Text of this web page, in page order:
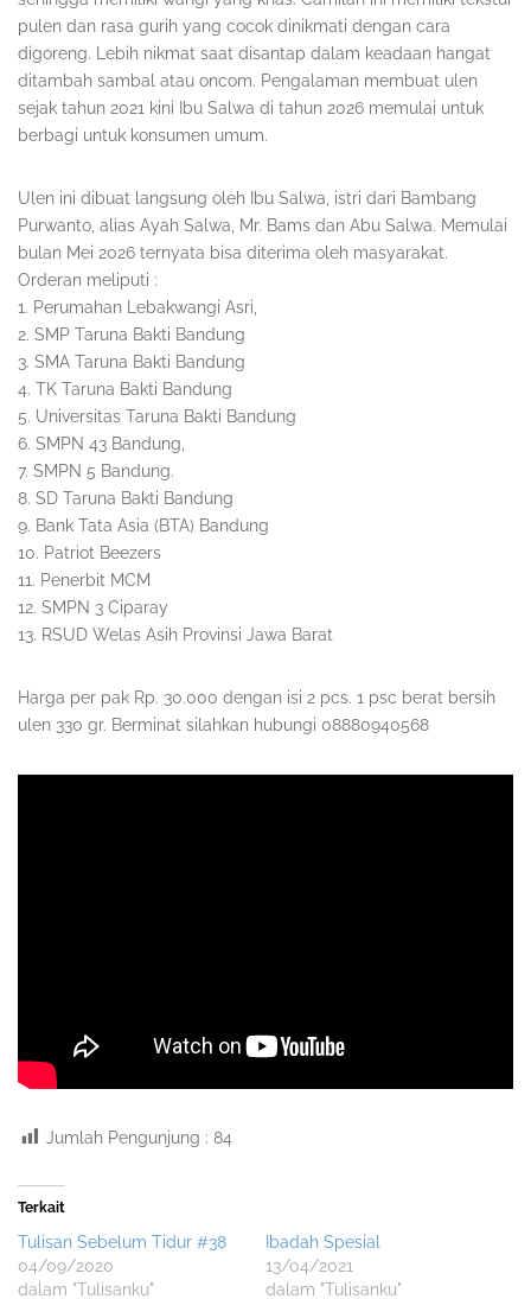
pulen dan rasa gurih yang cocok dinikmati dengan cara
digoreng. Lebih nikmat saat disantap dalam keadaan hangat
ditambah sambal atau oncom. Pengalaman membuat ulen
sejak tahun 2021 kini Ibu Salwa di tahun 2026 memulai untuk
berbagi untuk konsumen umum.
Ulen ini dibuat langsung oleh Ibu Salwa, istri dari Bambang
Purwanto, alias Ayah Salwa, Mr. Bams dan Abu Salwa. Memulai
bulan Mei 2026 ternyata bisa diterima oleh masyarakat.
Orderan meliputi :
1. Perumahan Lebakwangi Asri,
2. SMP Taruna Bakti Bandung
3. SMA Taruna Bakti Bandung
4. TK Taruna Bakti Bandung
5. Universitas Taruna Bakti Bandung
6. SMPN 43 Bandung,
7. SMPN 5 Bandung.
8. SD Taruna Bakti Bandung
9. Bank Tata Asia (BTA) Bandung
10. Patriot Beezers
11. Penerbit MCM
12. SMPN 3 Ciparay
13. RSUD Welas Asih Provinsi Jawa Barat
Harga per pak Rp. 30.000 dengan isi 2 pcs. 1 psc berat bersih
ulen 330 gr. Berminat silahkan hubungi 08880940568
Jumlah Pengunjung : 84
Terkait
Tulisan Sebelum Tidur #38
04/09/2020
dalam "Tulisanku"
Ibadah Spesial
13/04/2021
dalam "Tulisanku"